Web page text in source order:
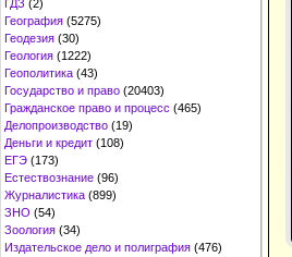
ГДЗ (2)
География (5275)
Геодезия (30)
Геология (1222)
Геополитика (43)
Государство и право (20403)
Гражданское право и процесс (465)
Делопроизводство (19)
Деньги и кредит (108)
ЕГЭ (173)
Естествознание (96)
Журналистика (899)
ЗНО (54)
Зоология (34)
Издательское дело и полиграфия (476)